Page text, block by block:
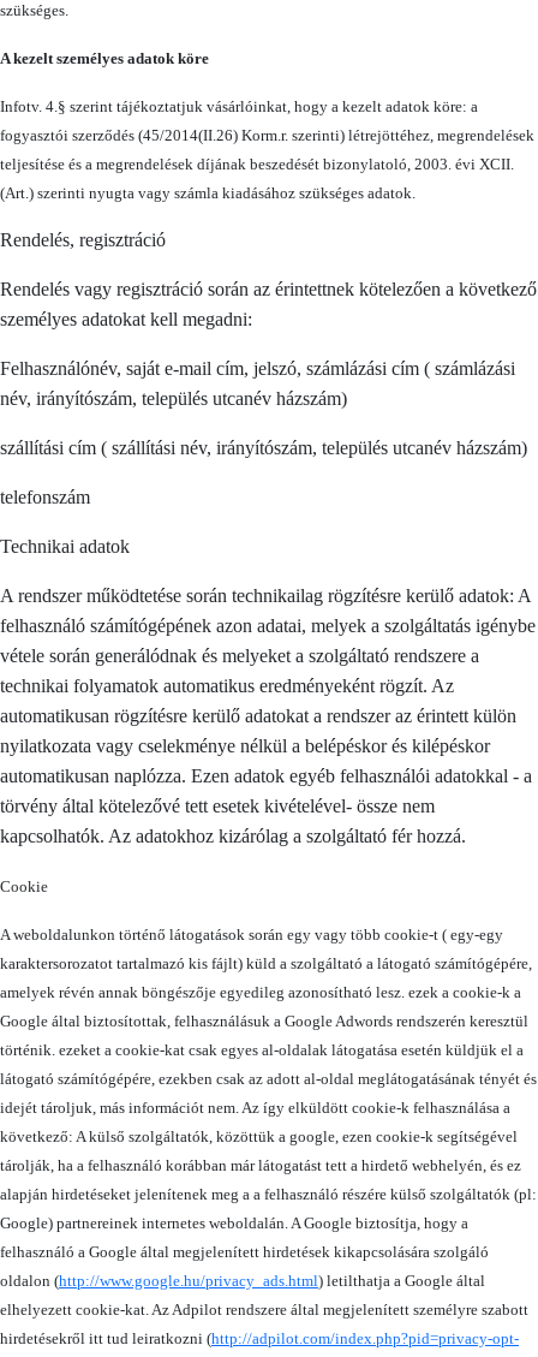
szükséges.
A kezelt személyes adatok köre
Infotv. 4.§ szerint tájékoztatjuk vásárlóinkat, hogy a kezelt adatok köre: a
fogyasztói szerződés (45/2014(II.26) Korm.r. szerinti) létrejöttéhez, megrendelések
teljesítése és a megrendelések díjának beszedését bizonylatoló, 2003. évi XCII.
(Art.) szerinti nyugta vagy számla kiadásához szükséges adatok.
Rendelés, regisztráció
Rendelés vagy regisztráció során az érintettnek kötelezően a következő
személyes adatokat kell megadni:
Felhasználónév, saját e-mail cím, jelszó, számlázási cím ( számlázási
név, irányítószám, település utcanév házszám)
szállítási cím ( szállítási név, irányítószám, település utcanév házszám)
telefonszám
Technikai adatok
A rendszer működtetése során technikailag rögzítésre kerülő adatok: A
felhasználó számítógépének azon adatai, melyek a szolgáltatás igénybe
vétele során generálódnak és melyeket a szolgáltató rendszere a
technikai folyamatok automatikus eredményeként rögzít. Az
automatikusan rögzítésre kerülő adatokat a rendszer az érintett külön
nyilatkozata vagy cselekménye nélkül a belépéskor és kilépéskor
automatikusan naplózza. Ezen adatok egyéb felhasználói adatokkal - a
törvény által kötelezővé tett esetek kivételével- össze nem
kapcsolhatók. Az adatokhoz kizárólag a szolgáltató fér hozzá.
Cookie
A weboldalunkon történő látogatások során egy vagy több cookie-t ( egy-egy
karaktersorozatot tartalmazó kis fájlt) küld a szolgáltató a látogató számítógépére,
amelyek révén annak böngészője egyedileg azonosítható lesz. ezek a cookie-k a
Google által biztosítottak, felhasználásuk a Google Adwords rendszerén keresztül
történik. ezeket a cookie-kat csak egyes al-oldalak látogatása esetén küldjük el a
látogató számítógépére, ezekben csak az adott al-oldal meglátogatásának tényét és
idejét tároljuk, más információt nem. Az így elküldött cookie-k felhasználása a
következő: A külső szolgáltatók, közöttük a google, ezen cookie-k segítségével
tárolják, ha a felhasználó korábban már látogatást tett a hirdető webhelyén, és ez
alapján hirdetéseket jelenítenek meg a a felhasználó részére külső szolgáltatók (pl:
Google) partnereinek internetes weboldalán. AGoogle biztosítja, hogy a
felhasználó a Google által megjelenített hirdetések kikapcsolására szolgáló
oldalon (http://www.google.hu/privacy_ads.html) letilthatja a Google által
elhelyezett cookie-kat. Az Adpilot rendszere által megjelenített személyre szabott
hirdetésekről itt tud leiratkozni (http://adpilot.com/index.php?pid=privacy-opt-